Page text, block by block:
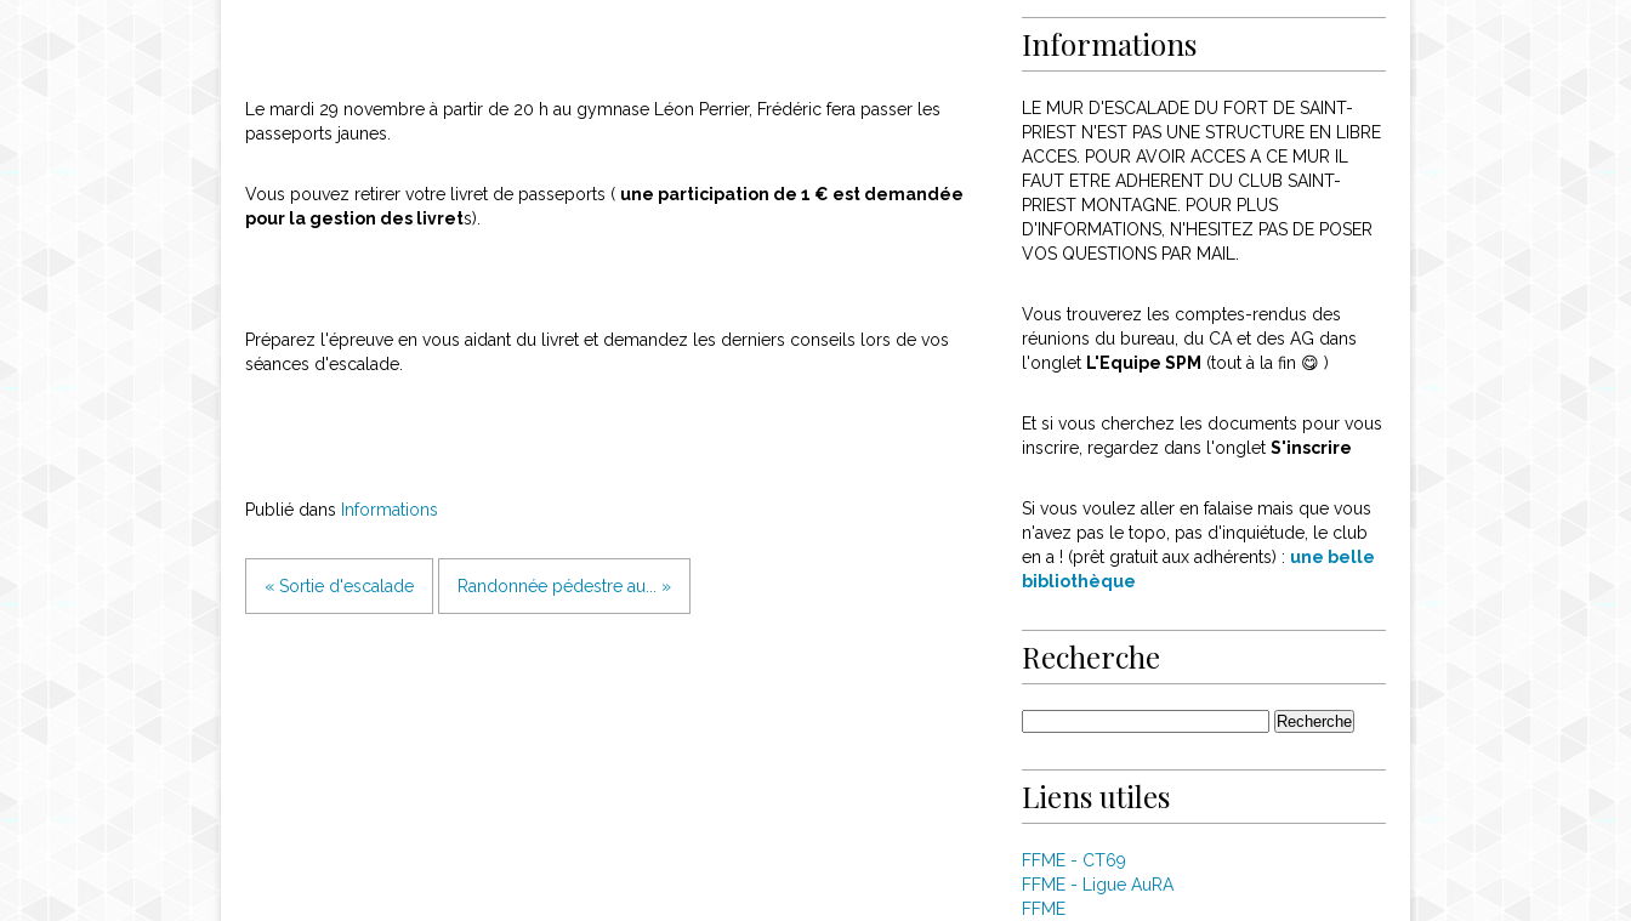
Le mardi 29 novembre à partir de 20 h au gymnase Léon Perrier, Frédéric fera passer les
passeports jaunes.
Vous pouvez retirer votre livret de passeports ( une participation de 1 € est demandée
pour la gestion des livrets).
Préparez l'épreuve en vous aidant du livret et demandez les derniers conseils lors de vos
séances d'escalade.
Publié dans Informations
« Sortie d'escalade Randonnée pédestre au... »
Informations
LE MUR D'ESCALADE DU FORT DE SAINT-
PRIEST N'EST PAS UNE STRUCTURE EN LIBRE
ACCES. POUR AVOIR ACCES A CE MUR IL
FAUT ETRE ADHERENT DU CLUB SAINT-
PRIEST MONTAGNE. POUR PLUS
D'INFORMATIONS, N'HESITEZ PAS DE POSER
VOS QUESTIONS PAR MAIL.
Vous trouverez les comptes-rendus des
réunions du bureau, du CA et des AG dans
l'onglet L'Equipe SPM (tout à la fin 😋 )
Et si vous cherchez les documents pour vous
inscrire, regardez dans l'onglet S'inscrire
Si vous voulez aller en falaise mais que vous
n'avez pas le topo, pas d'inquiétude, le club
en a ! (prêt gratuit aux adhérents) : une belle
bibliothèque
Recherche
Liens utiles
FFME - CT69
FFME - Ligue AuRA
FFME